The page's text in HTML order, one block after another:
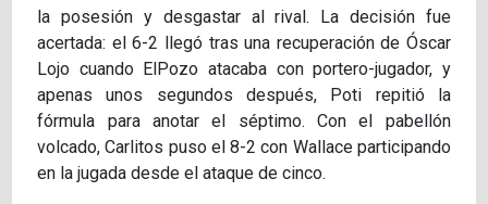
la posesión y desgastar al rival. La decisión fue
acertada: el 6-2 llegó tras una recuperación de Óscar
Lojo cuando ElPozo atacaba con portero-jugador, y
apenas unos segundos después, Poti repitió la
fórmula para anotar el séptimo. Con el pabellón
volcado, Carlitos puso el 8-2 con Wallace participando
en la jugada desde el ataque de cinco.